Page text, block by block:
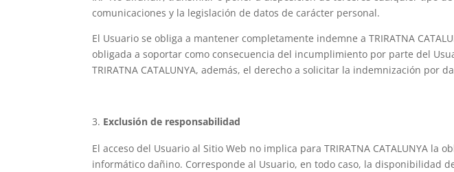
comunicaciones y la legislación de datos de carácter personal.
El Usuario se obliga a mantener completamente indemne a TRIRATNA
obligada a soportar como consecuencia del incumplimiento por parte del
TRIRATNA CATALUNYA, además, el derecho a solicitar la indemnización por
Exclusión de responsabilidad
El acceso del Usuario al Sitio Web no implica para TRIRATNA CATALUNYA
informático dañino. Corresponde al Usuario, en todo caso, la disponibilidad